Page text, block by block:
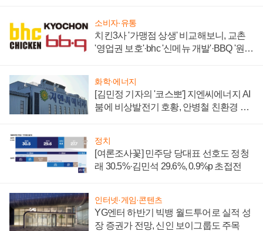
소비자·유통
치킨3사 '가맹점 상생' 비교해보니, 교촌
'영업권 보호'·bhc '신메뉴 개발'·BBQ '원가
화학·에너지
[김민정 기자의 '코스뽀'] 지엔씨에너지 AI
붐에 비상발전기 호황, 안병철 친환경 에
정치
[여론조사꽃] 민주당 당대표 선호도 정청
래 30.5%·김민석 29.6%, 0.9%p 초접전
인터넷·게임·콘텐츠
YG엔터 하반기 빅뱅 월드투어로 실적 성
장 증권가 전망, 신인 보이그룹도 주목